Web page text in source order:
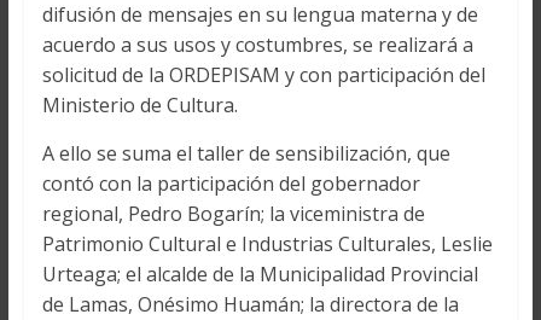
difusión de mensajes en su lengua materna y de
acuerdo a sus usos y costumbres, se realizará a
solicitud de la ORDEPISAM y con participación del
Ministerio de Cultura.
A ello se suma el taller de sensibilización, que
contó con la participación del gobernador
regional, Pedro Bogarín; la viceministra de
Patrimonio Cultural e Industrias Culturales, Leslie
Urteaga; el alcalde de la Municipalidad Provincial
de Lamas, Onésimo Huamán; la directora de la